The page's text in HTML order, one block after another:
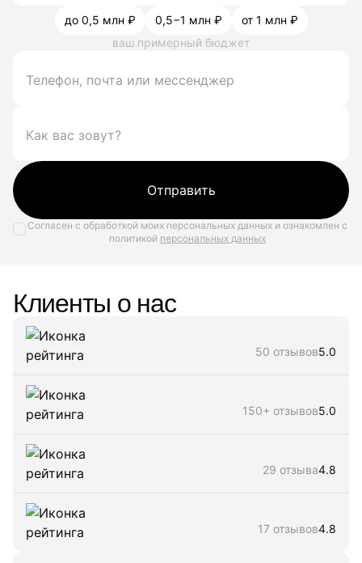
до 0,5 млн ₽ 0,5−1 млн ₽
от 1 млн ₽
ваш примерный бюджет
Отправить
Согласен с обработкой моих персональных данных и ознакомлен с
политикой персональных данных
Клиенты о нас
50 отзывов5.0
150+ отзывов5.0
29 отзыва4.8
17 отзывов4.8